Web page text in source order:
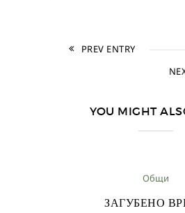
PREV ENTRY
YOU MIGHT
Общи
ЗАГУБЕНО